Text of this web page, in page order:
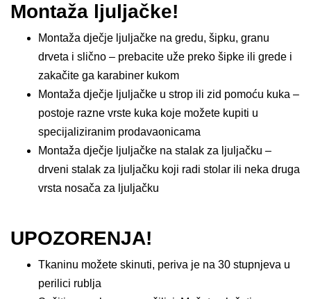
Montaža ljuljačke!
Montaža dječje ljuljačke na gredu, šipku, granu
drveta i slično – prebacite uže preko šipke ili grede i
zakačite ga karabiner kukom
Montaža dječje ljuljačke u strop ili zid pomoću kuka –
postoje razne vrste kuka koje možete kupiti u
specijaliziranim prodavaonicama
Montaža dječje ljuljačke na stalak za ljuljačku –
drveni stalak za ljuljačku koji radi stolar ili neka druga
vrsta nosača za ljuljačku
UPOZORENJA!
Tkaninu možete skinuti, periva je na 30 stupnjeva u
perilici rublja